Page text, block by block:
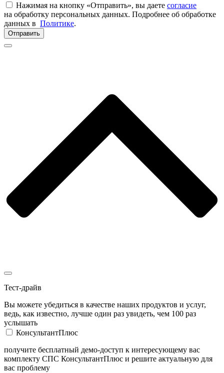
Нажимая на кнопку «Отправить», вы даете согласие
на обработку персональных данных. Подробнее об обработке
данных в Политике.
Отправить
Тест-драйв
Вы можете убедиться в качестве наших продуктов и услуг,
ведь, как известно, лучше один раз увидеть, чем 100 раз
услышать
КонсультантПлюс
получите бесплатный демо-доступ к интересующему вас
комплекту СПС КонсультантПлюс и решите актуальную для
вас проблему